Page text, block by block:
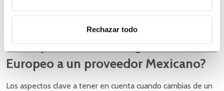
Rechazar todo
¿Cómo reducir los riesgos al cambiar
Europeo a un proveedor Mexicano?
Los aspectos clave a tener en cuenta cuando cambias de un